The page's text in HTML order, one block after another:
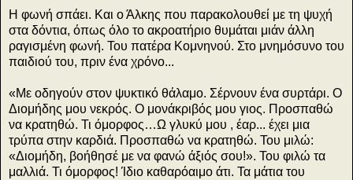
Η φωνή σπάει. Και ο Άλκης που παρακολουθεί με τη ψυχή
στα δόντια, όπως όλο το ακροατήριο θυμάται μιάν άλλη
ραγισμένη φωνή. Του πατέρα Κομνηνού. Στο μνημόσυνο του
παιδιού του, πριν ένα χρόνο...
«Με οδηγούν στον ψυκτικό θάλαμο. Σέρνουν ένα συρτάρι. Ο
Διομήδης μου νεκρός. Ο μονάκριβός μου γιος. Προσπαθώ
να κρατηθώ. Τι όμορφος…Ω γλυκύ μου , έαρ... έχει μια
τρύπα στην καρδιά. Προσπαθώ να κρατηθώ. Του μιλώ:
«Διομήδη, βοήθησέ με να φανώ άξιός σου!». Του φιλώ τα
μαλλιά. Τι όμορφος! Ίδιο καθαρόαιμο άτι. Τα μάτια του